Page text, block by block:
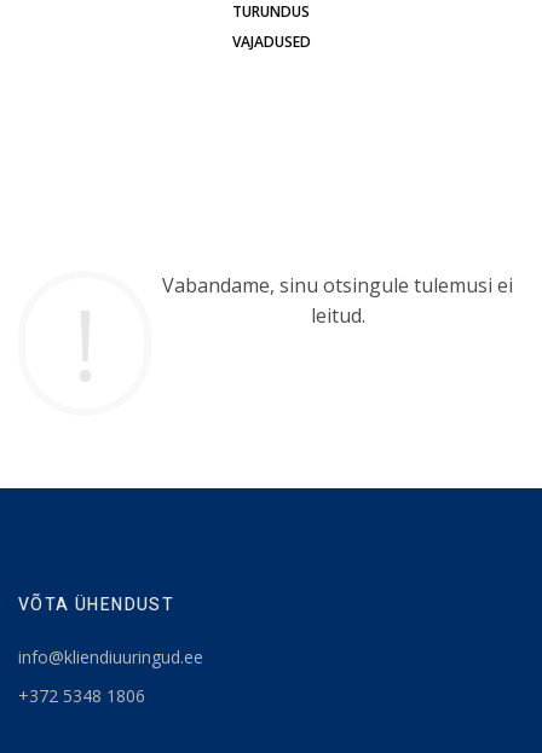
TURUNDUS
VAJADUSED
Vabandame, sinu otsingule tulemusi ei
leitud.
VÕTA ÜHENDUST
info@kliendiuuringud.ee
+372 5348 1806